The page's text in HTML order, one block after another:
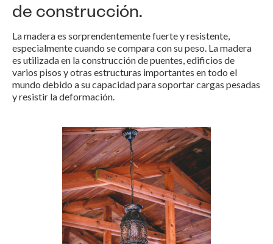
de construcción.
La madera es sorprendentemente fuerte y resistente,
especialmente cuando se compara con su peso. La madera
es utilizada en la construcción de puentes, edificios de
varios pisos y otras estructuras importantes en todo el
mundo debido a su capacidad para soportar cargas pesadas
y resistir la deformación.